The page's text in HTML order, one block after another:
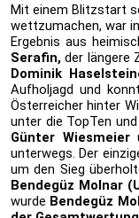
Mit einem Blitzstart
wettzumachen, war
Ergebnis aus
Serafin, der längere
Dominik
Aufholjagd und
Österreicher hinter
unter die TopTen
Günter Wiesmeier
unterwegs. Der
um den Sieg
Bendegüz Molnar
wurde Bendegüz